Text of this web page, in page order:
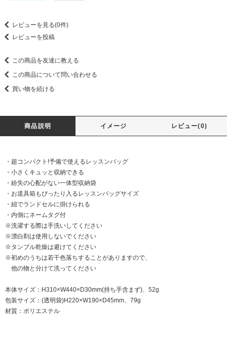
レビューを見る(0件)
レビューを投稿
この商品を友達に教える
この商品について問い合わせる
買い物を続ける
商品説明 イメージ レビュー(0)
・超コンパクト!予備で使えるレッスンバッグ
・小さくキュッと収納できる
・紛失の心配がない一体型収納袋
・お道具箱もぴったり入るレッスンバッグサイズ
・紐でランドセルに掛けられる
・内側にネームタグ付
※洗濯する際は手洗いしてください
※漂白剤は使用しないでください
※タンブル乾燥は避けてください
※初めのうちは若干色落ちすることがありますので、
他の物と分けて洗ってください
本体サイズ：H310×W440×D30mm(持ち手含まず)、52g
包装サイズ：(透明袋)H220×W190×D45mm、79g
材質：ポリエステル